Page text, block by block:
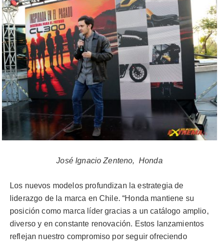
José Ignacio Zenteno, Honda
Los nuevos modelos profundizan la estrategia de
liderazgo de la marca en Chile. “Honda mantiene su
posición como marca líder gracias a un catálogo amplio,
diverso y en constante renovación. Estos lanzamientos
reflejan nuestro compromiso por seguir ofreciendo